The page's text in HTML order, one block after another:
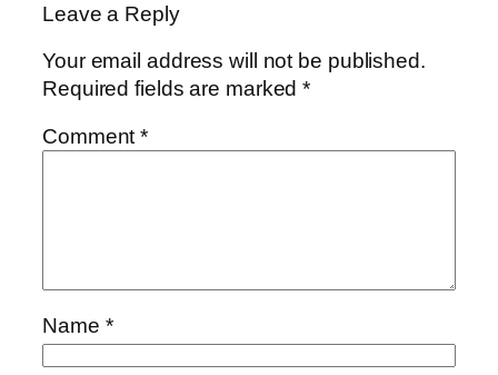
Leave a Reply
Your email address will not be published.
Required fields are marked*
Comment*
Name *